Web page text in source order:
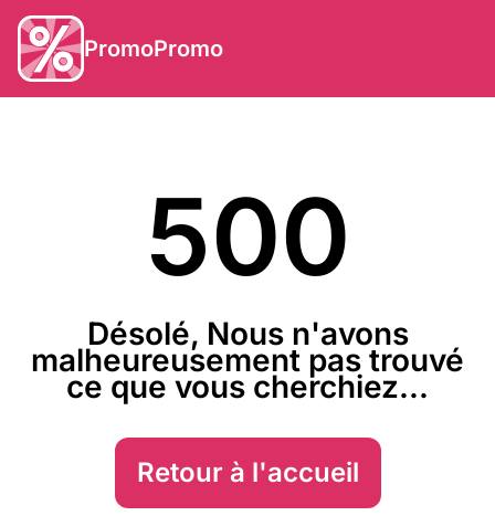
PromoPromo
500
Désolé, Nous n'avons
malheureusement pas trouvé
ce que vous cherchiez...
Retour à l'accueil